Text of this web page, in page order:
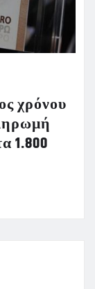
χρόνου
1.800